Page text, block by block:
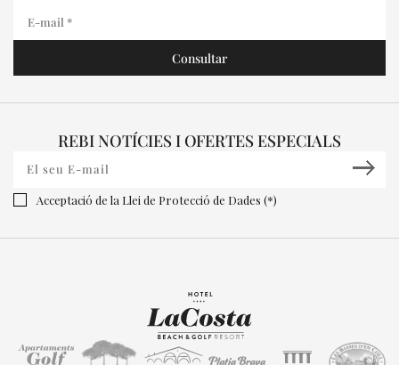
REBI NOTÍCIES I OFERTES ESPECIALS
Acceptació de la Llei de Protecció de Dades (*)